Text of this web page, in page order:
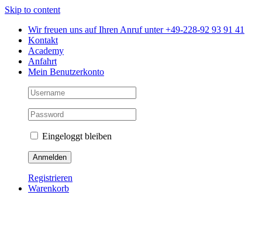
Skip to content
Wir freuen uns auf Ihren Anruf unter +49-228-92 93 91 41
Kontakt
Academy
Anfahrt
Mein Benutzerkonto
Eingeloggt bleiben
Registrieren
Warenkorb